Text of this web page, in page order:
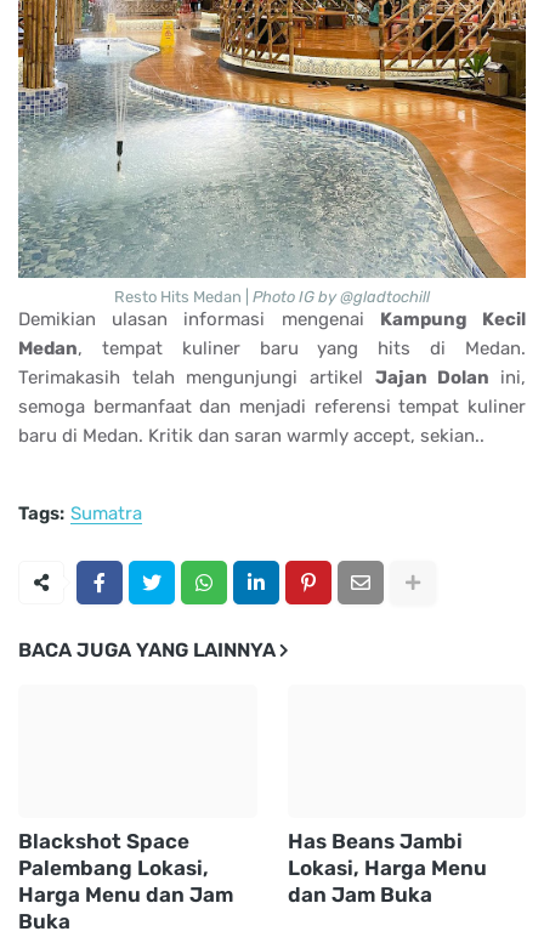
Resto Hits Medan | Photo IG by @gladtochill
Demikian ulasan informasi mengenai Kampung Kecil
Medan, tempat kuliner baru yang hits di Medan.
Terimakasih telah mengunjungi artikel Jajan Dolan ini,
semoga bermanfaat dan menjadi referensi tempat kuliner
baru di Medan. Kritik dan saran warmly accept, sekian..
Tags: Sumatra
BACA JUGA YANG LAINNYA
Blackshot Space
Palembang Lokasi,
Harga Menu dan Jam
Buka
Has Beans Jambi
Lokasi, Harga Menu
dan Jam Buka